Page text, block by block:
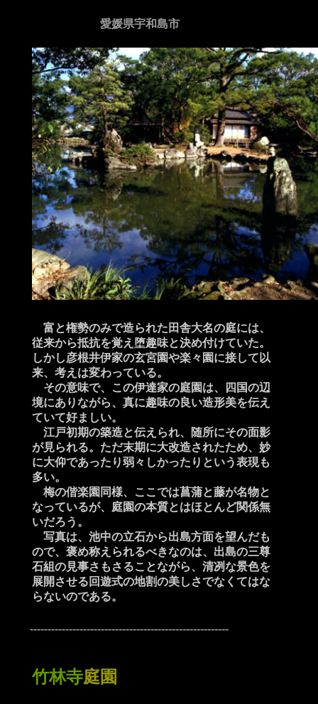
愛媛県宇和島市
富と権勢のみで造られた田舎大名の庭には、
従来から抵抗を覚え堕趣味と決め付けていた。
しかし彦根井伊家の玄宮園や楽々園に接して以
来、考えは変わっている。
その意味で、この伊達家の庭園は、四国の辺
境にありながら、真に趣味の良い造形美を伝え
ていて好ましい。
江戸初期の築造と伝えられ、随所にその面影
が見られる。ただ末期に大改造されたため、妙
に大仰であったり弱々しかったりという表現も
多い。
梅の偕楽園同様、ここでは菖蒲と藤が名物と
なっているが、庭園の本質とはほとんど関係無
いだろう。
写真は、池中の立石から出島方面を望んだも
ので、褒め称えられるべきなのは、出島の三尊
石組の見事さもさることながら、清冽な景色を
展開させる回遊式の地割の美しさでなくてはな
らないのである。
--------------------------------------------------------
竹林寺庭園